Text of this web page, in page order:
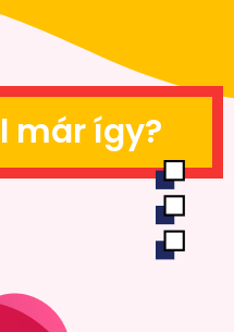
már így?